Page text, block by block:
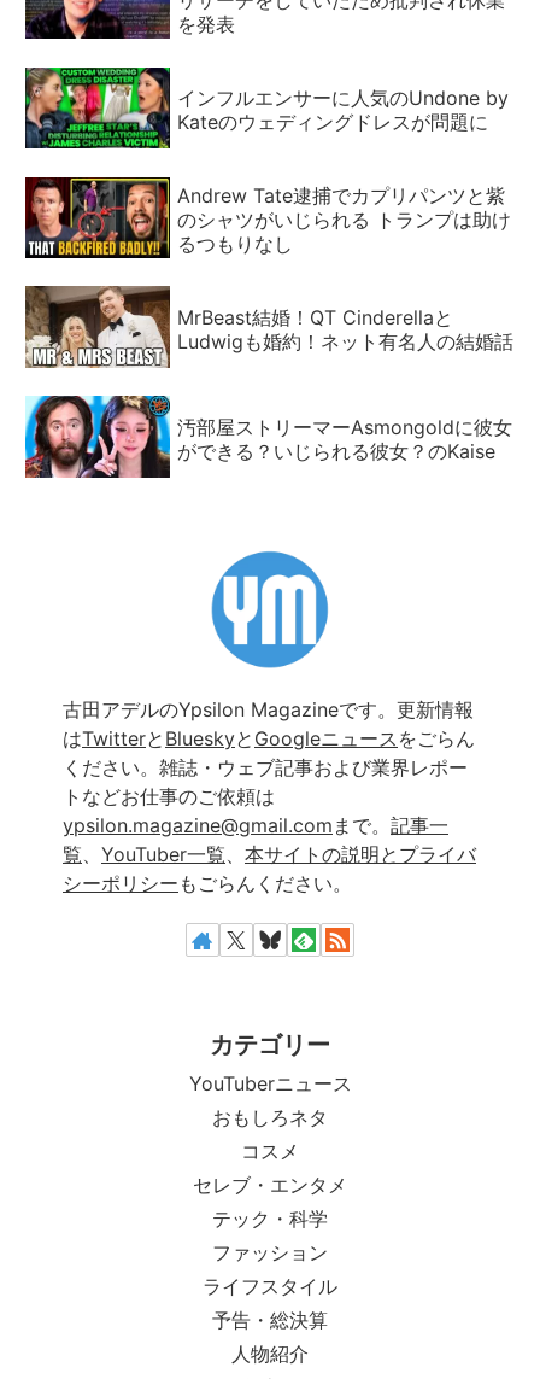
を発表
インフルエンサーに人気のUndone by
Kateのウェディングドレスが問題に
Andrew Tate逮捕でカプリパンツと紫
のシャツがいじられる トランプは助け
るつもりなし
MrBeast結婚！QT Cinderellaと
Ludwigも婚約！ネット有名人の結婚話
汚部屋ストリーマーAsmongoldに彼女
ができる？いじられる彼女？のKaise
古田アデルのYpsilon Magazineです。更新情報
はTwitterと Blueskyと Googleニュース をごらん
ください。雑誌・ウェブ記事および業界レポー
トなどお仕事のご依頼は
ypsilon.magazine@gmail.com まで。 記事一
覧、 YouTuber一覧、 本サイトの説明とプライバ
シーポリシー もごらんください。
カテゴリー
YouTuberニュース
おもしろネタ
コスメ
セレブ・エンタメ
テック・科学
ファッション
ライフスタイル
予告・総決算
人物紹介